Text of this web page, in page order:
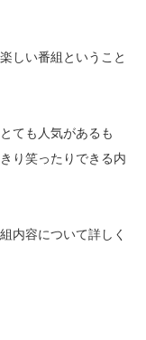
しい番組ということ
ても人気があるも
り笑ったりできる内
内容について詳しく